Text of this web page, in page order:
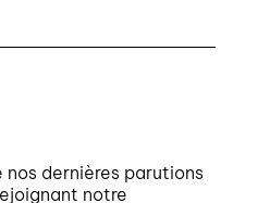
nos dernières parutions
notre